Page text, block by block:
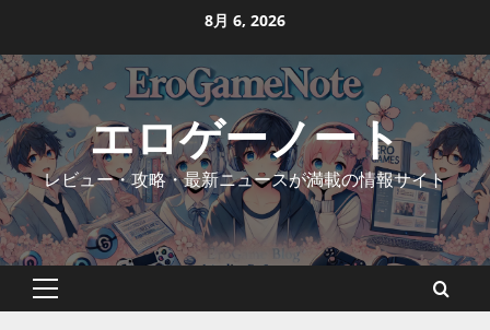
content
8月 6, 2026
エロゲーノート
レビュー・攻略・最新ニュースが満載の情報サイト
Primary